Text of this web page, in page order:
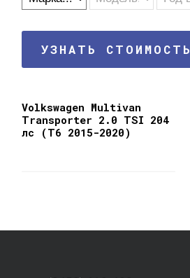
УЗНАТЬ СТОИМОСТЬ
Volkswagen Multivan
Transporter 2.0 TSI 204
лс (T6 2015-2020)